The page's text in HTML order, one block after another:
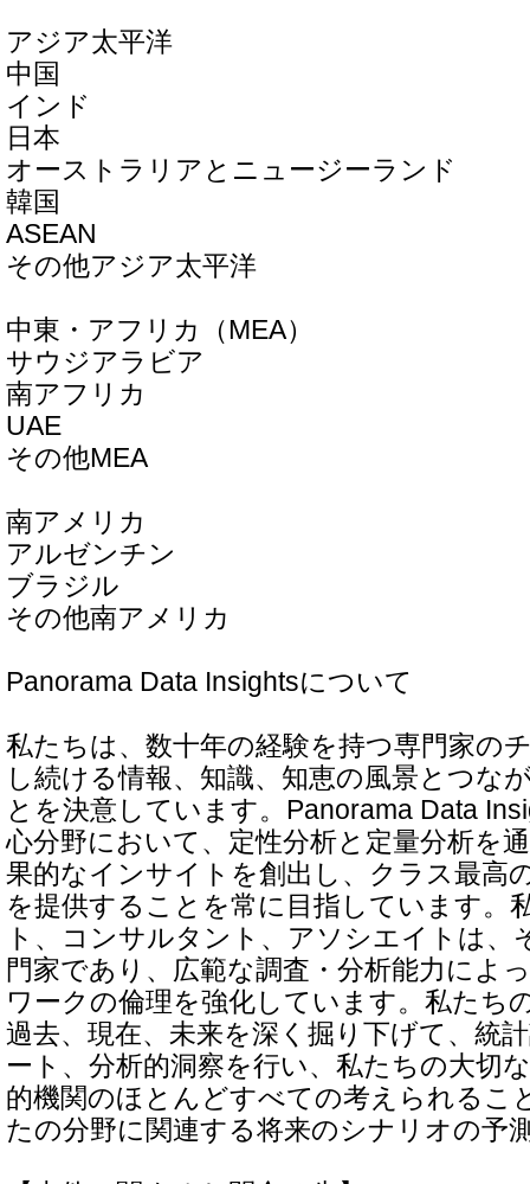
アジア太平洋
中国
インド
日本
オーストラリアとニュージーランド
韓国
ASEAN
その他アジア太平洋
中東・アフリカ（MEA）
サウジアラビア
南アフリカ
UAE
その他MEA
南アメリカ
アルゼンチン
ブラジル
その他南アメリカ
Panorama Data Insightsについて
私たちは、数十年の経験を持つ専門家の
し続ける情報、知識、知恵の風景とつな
とを決意しています。Panorama Data
心分野において、定性分析と定量分析を
果的なインサイトを創出し、クラス最高
を提供することを常に目指しています。
ト、コンサルタント、アソシエイトは、
門家であり、広範な調査・分析能力によ
ワークの倫理を強化しています。私たち
過去、現在、未来を深く掘り下げて、統
ート、分析的洞察を行い、私たちの大切
的機関のほとんどすべての考えられるこ
たの分野に関連する将来のシナリオの予